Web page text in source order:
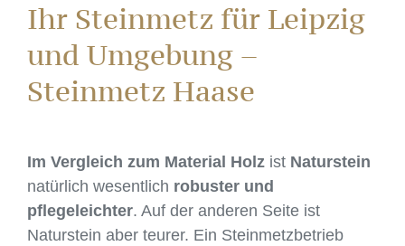
Ihr Steinmetz für Leipzig
und Umgebung –
Steinmetz Haase
Im Vergleich zum Material Holz ist Naturstein
natürlich wesentlich robuster und
pflegeleichter. Auf der anderen Seite ist
Naturstein aber teurer. Ein Steinmetzbetrieb